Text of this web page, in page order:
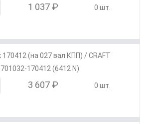
1 037 ₽ 0 шт.
(на 027 вал КПП) / CRAFT
170412 (6412 N)
3 607 ₽ 0 шт.